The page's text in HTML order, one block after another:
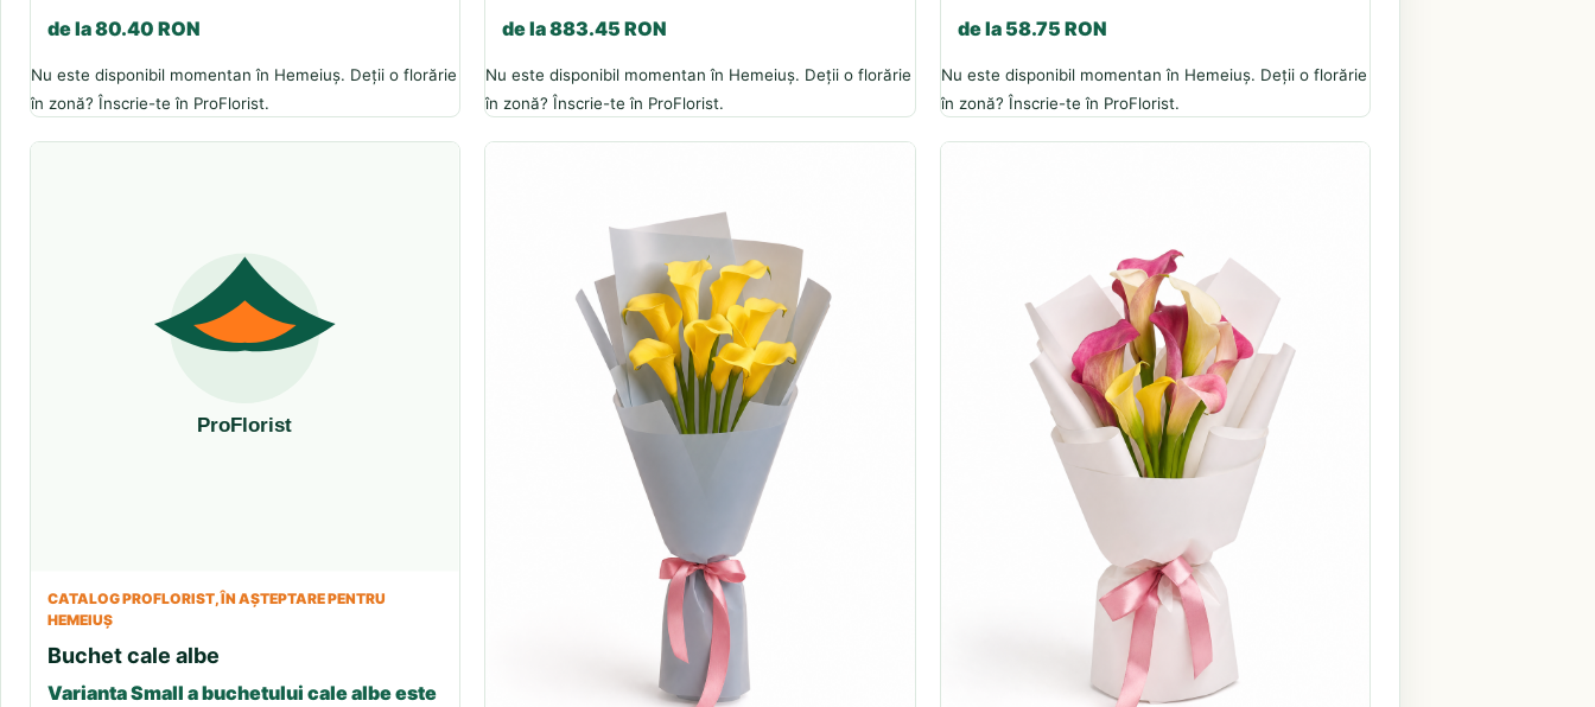
de la 80.40 RON
Nu este disponibil momentan în Hemeiuș. Deții o florărie
în zonă? Înscrie-te în ProFlorist.
de la 883.45 RON
Nu este disponibil momentan în Hemeiuș. Deții o florărie
în zonă? Înscrie-te în ProFlorist.
de la 58.75 RON
Nu este disponibil momentan în Hemeiuș. Deții o florărie
în zonă? Înscrie-te în ProFlorist.
CATALOG PROFLORIST, ÎN AȘTEPTARE PENTRU
HEMEIUȘ
Buchet cale albe
Varianta Small a buchetului cale albe este